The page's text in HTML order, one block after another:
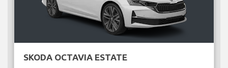
SKODA OCTAVIA ESTATE